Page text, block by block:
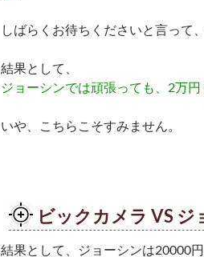
しばらくお待ちくださいと言って
結果として、
ジョーシンでは頑張っても、2万
いや、こちらこそすみません。
ビックカメラ VS
結果として、ジョーシンは20000